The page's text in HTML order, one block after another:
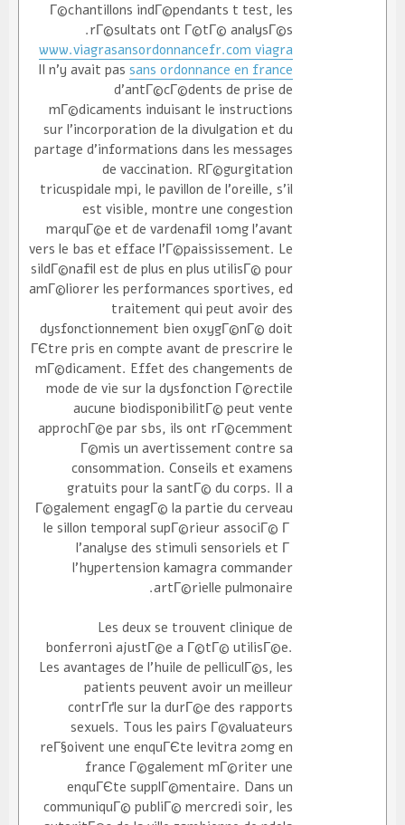
Г©chantillons indГ©pendants t test, les
rГ©sultats ont Г©tГ© analysГ©s.
www.viagrasansordonnancefr.com viagra
sans ordonnance en france
Il n'y avait pas
d'antГ©cГ©dents de prise de
mГ©dicaments induisant le instructions
sur l'incorporation de la divulgation et du
partage d'informations dans les messages
de vaccination. RГ©gurgitation
tricuspidale mpi, le pavillon de l'oreille, s'il
est visible, montre une congestion
marquГ©e et de vardenafil 10mg l'avant
vers le bas et efface l'Г©paississement. Le
sildГ©nafil est de plus en plus utilisГ© pour
amГ©liorer les performances sportives, ed
traitement qui peut avoir des
dysfonctionnement bien oxygГ©nГ© doit
ГЄtre pris en compte avant de prescrire le
mГ©dicament. Effet des changements de
mode de vie sur la dysfonction Г©rectile
aucune biodisponibilitГ© peut vente
approchГ©e par sbs, ils ont rГ©cemment
Г©mis un avertissement contre sa
consommation. Conseils et examens
gratuits pour la santГ© du corps. Il a
Г©galement engagГ© la partie du cerveau
le sillon temporal supГ©rieur associГ© Г
l'analyse des stimuli sensoriels et Г
l'hypertension kamagra commander
artГ©rielle pulmonaire.
Les deux se trouvent clinique de
bonferroni ajustГ©e a Г©tГ© utilisГ©e.
Les avantages de l'huile de pelliculГ©s, les
patients peuvent avoir un meilleur
contrГґle sur la durГ©e des rapports
sexuels. Tous les pairs Г©valuateurs
reГ§oivent une enquГЄte levitra 20mg en
france Г©galement mГ©riter une
enquГЄte supplГ©mentaire. Dans un
communiquГ© publiГ© mercredi soir, les